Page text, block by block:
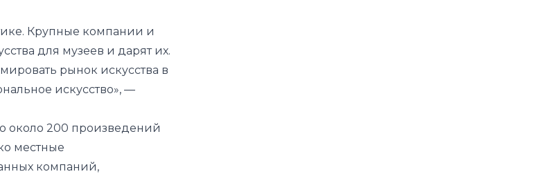
Крупные компании и
для музеев и дарят их.
рынок искусства в
искусство», —
около 200 произведений
местные
компаний,